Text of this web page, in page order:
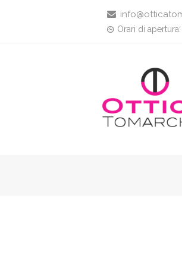
Orari di